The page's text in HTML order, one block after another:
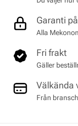
Garanti
Alla
Fri frakt
Gäller
Välkända
Från